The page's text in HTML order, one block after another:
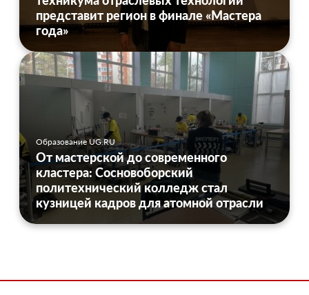
представит регион в финале «Мастера
года»
Образование UG.RU
От мастерской до современного
кластера: Сосновоборский
политехнический колледж стал
кузницей кадров для атомной отрасли